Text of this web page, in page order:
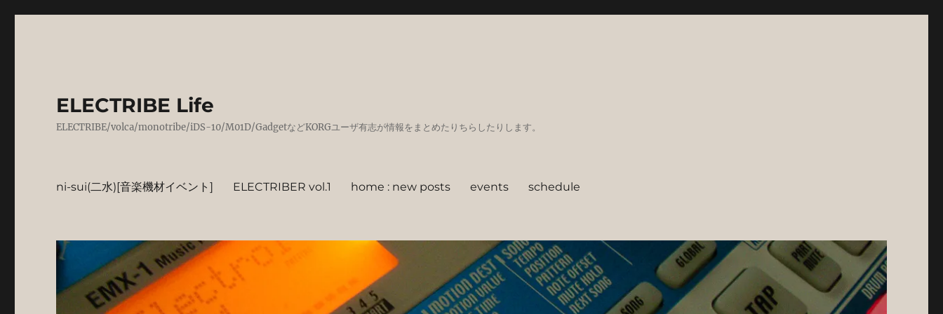
ELECTRIBE Life
ELECTRIBE/volca/monotribe/iDS-10/M01D/GadgetなどKORGユーザ有志が情報をまとめたりちらしたりします。
ni-sui(二水)[音楽機材イベント] ELECTRIBER vol.1 home : new posts events schedule